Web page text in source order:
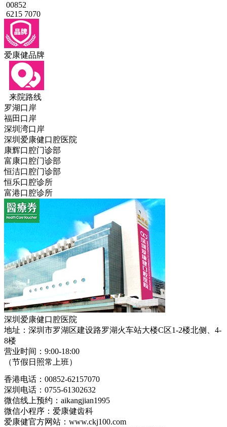
00852
6215 7070
爱康健品牌
来院路线
罗湖口岸
福田口岸
深圳湾口岸
深圳爱康健口腔医院
康辉口腔门诊部
富康口腔门诊部
恒洁口腔门诊部
恒乐口腔诊所
富港口腔诊所
深圳爱康健口腔医院
地址：深圳市罗湖区建设路罗湖火车站大楼C区1-2楼北侧、4-
8楼
营业时间：9:00-18:00
（节假日照常上班）
香港电话：00852-62157070
深圳电话：0755-61302632
微信线上预约：aikangjian1995
微信小程序：爱康健齿科
爱康健官方网站：www.ckj100.com